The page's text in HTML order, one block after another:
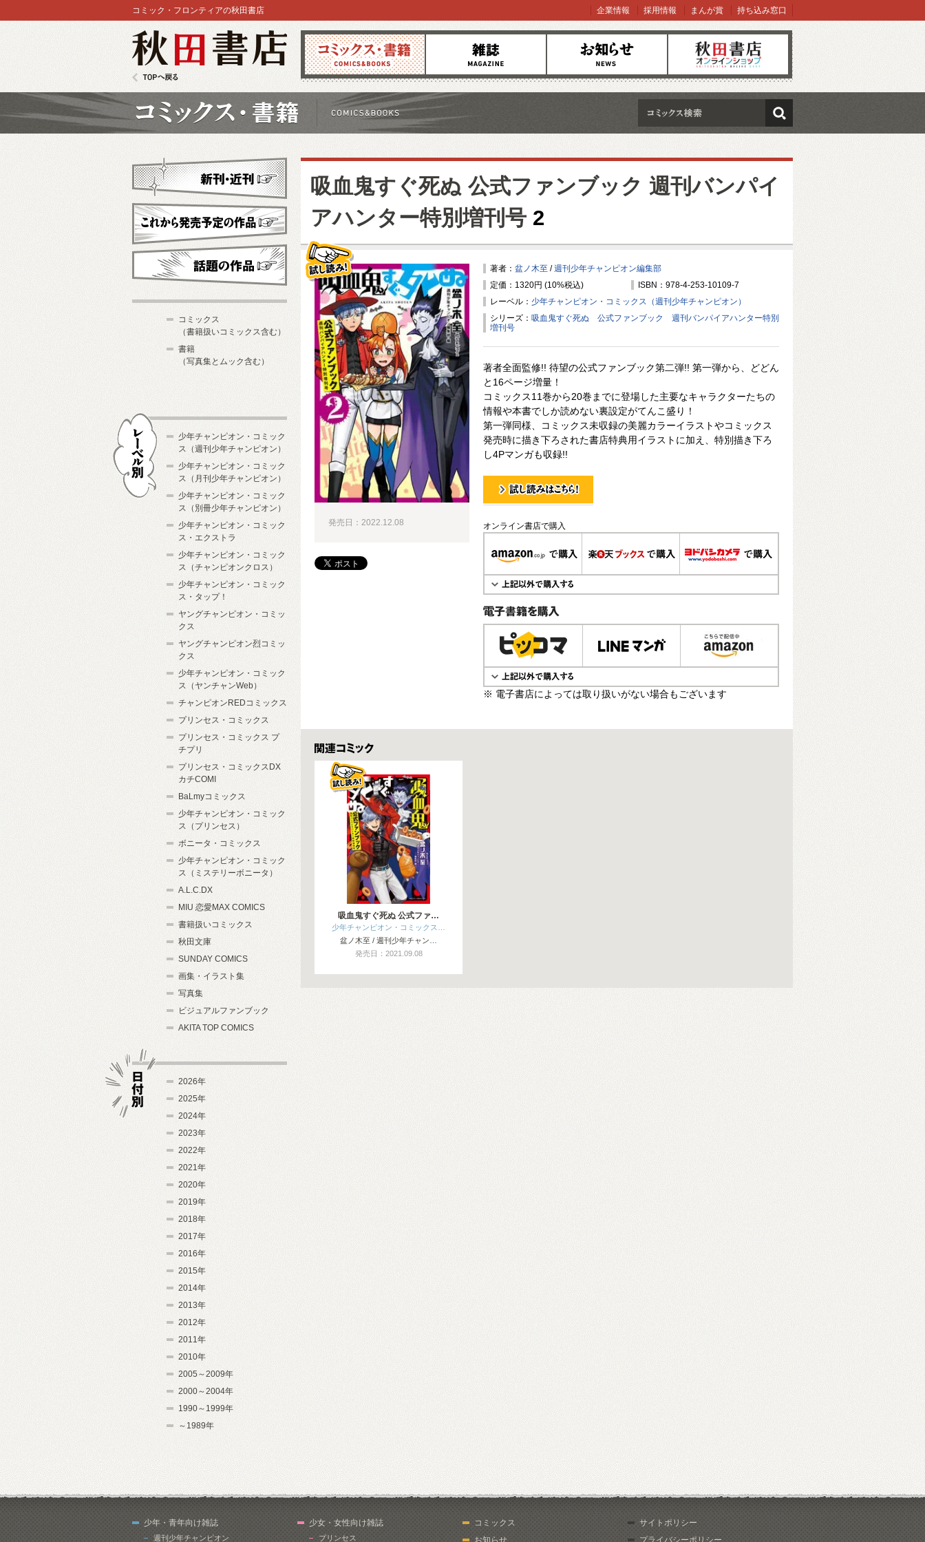
コミックス 雑誌 お知らせ オンラインショップ
コミック・フロンティアの秋田書店 企業情報 採用情報 まんが賞 持ち込み窓口
検索
吸血鬼すぐ死ぬ 公式ファンブック 週刊バンパイ
アハンター特別増刊号 2
著者： 盆ノ木至 /週刊少年チャンピオン編集部
定価：1320円 (10%税込)
ISBN：978-4-253-10109-7
レーベル： 少年チャンピオン・コミックス（週刊少年チャンピオン）
シリーズ： 吸血鬼すぐ死ぬ 公式ファンブック 週刊バンパイアハンター特別
増刊号
著者全面監修!! 待望の公式ファンブック第二弾!! 第一弾から、どどん
と16ページ増量！
コミックス11巻から20巻までに登場した主要なキャラクターたちの
情報や本書でしか読めない裏設定がてんこ盛り！
第一弾同様、コミックス未収録の美麗カラーイラストやコミックス
発売時に描き下ろされた書店特典用イラストに加え、特別描き下ろ
し4Pマンガも収録!!
試し読み！
オンライン書店で購入
電子書籍で購入
※ 電子書店によっては取り扱いがない場合もございます
発売日：2022.12.08
関連コミックス
吸血鬼すぐ死ぬ 公式ファ…
少年チャンピオン・コミックス…
盆ノ木至 / 週刊少年チャン…
発売日：2021.09.08
新刊・近刊
これから発売予定
コミックス
（書籍扱いコミックス含む）
書籍
（写真集とムック含む）
少年チャンピオン・コミック
ス（週刊少年チャンピオン）
少年チャンピオン・コミック
ス（月刊少年チャンピオン）
少年チャンピオン・コミック
ス（別冊少年チャンピオン）
少年チャンピオン・コミック
ス・エクストラ
少年チャンピオン・コミック
ス（チャンピオンクロス）
少年チャンピオン・コミック
ス・タップ！
ヤングチャンピオン・コミッ
クス
ヤングチャンピオン烈コミッ
クス
少年チャンピオン・コミック
ス（ヤンチャンWeb）
チャンピオンREDコミックス
プリンセス・コミックス
プリンセス・コミックス プ
チプリ
プリンセス・コミックスDX
カチCOMI
BaLmyコミックス
少年チャンピオン・コミック
ス（プリンセス）
ボニータ・コミックス
少年チャンピオン・コミック
ス（ミステリーボニータ）
A.L.C.DX
MIU 恋愛MAX COMICS
書籍扱いコミックス
秋田文庫
SUNDAY COMICS
画集・イラスト集
写真集
ビジュアルファンブック
AKITA TOP COMICS
2026年
2025年
2024年
2023年
2022年
2021年
2020年
2019年
2018年
2017年
2016年
2015年
2014年
2013年
2012年
2011年
2010年
2005～2009年
2000～2004年
1990～1999年
～1989年
少年・青年向け雑誌
週刊少年チャンピオン
少女・女性向け雑誌
プリンセス
コミックス
お知らせ
サイトポリシー
プライバシーポリシー